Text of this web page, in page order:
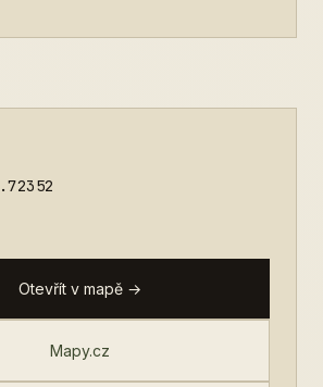
Otevřít v mapě →
Mapy.cz